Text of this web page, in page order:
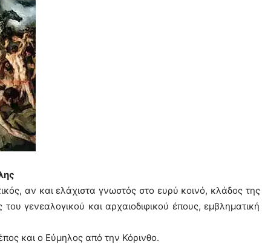
αν και ελάχιστα γνωστός στο ευρύ κοινό, κλάδος της
του γενεαλογικού και αρχαιοδιφικού έπους,
και ο Εύμηλος από την Κόρινθο.